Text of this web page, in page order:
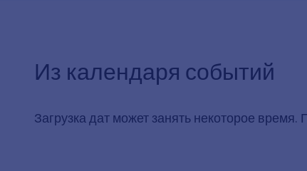
Из календаря событий
Загрузка дат может занять некоторое